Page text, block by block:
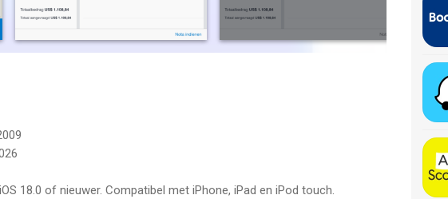
iPhone, iPad en iPod touch met iOS versie 18.0 of hoger, geschikt
vanaf
18.0 of nieuwer. Compatibel met iPhone, iPad en iPod touch.